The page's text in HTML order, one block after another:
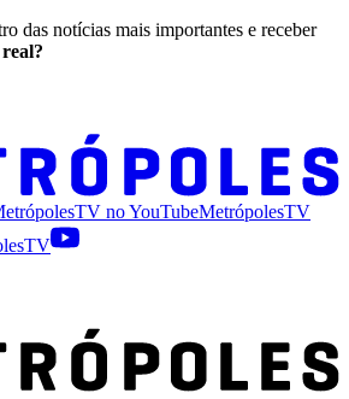
das notícias mais importantes e receber
noYouTubeMetrópolesTV